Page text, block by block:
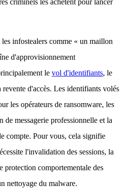
infostealers comme « un maillon
d'approvisionnement
le vol d'identifiants, le
revente d'accès. Les identifiants volés
les opérateurs de ransomware, les
de messagerie professionnelle et la
compte. Pour vous, cela signifie
l'invalidation des sessions, la
protection comportementale des
nettoyage du malware.